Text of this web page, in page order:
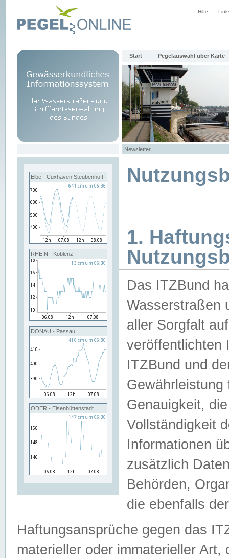
Hilfe
Start Pegelauswahl über Karte
Newsletter
Elbe - Cuxhaven Steubenhöft
RHEIN - Koblenz
DONAU - Passau
ODER - Eisenhüttenstadt
1.
Das ITZBund
Wasserstraßen
aller Sorgfalt
veröffentlichten
ITZBund und
Genauigkeit,
Vollständigkeit
Informationen
zusätzlich
Behörden,
die ebenfalls
Haftungsansprüche gegen das
materieller oder immaterieller